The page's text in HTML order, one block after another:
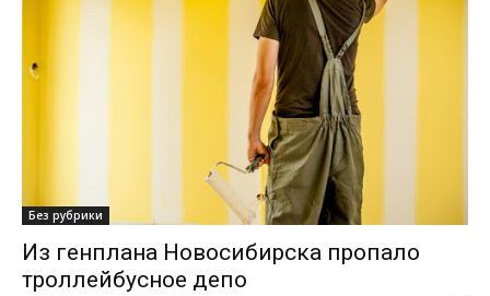
Без рубрики
Из генплана Новосибирска пропало
троллейбусное депо